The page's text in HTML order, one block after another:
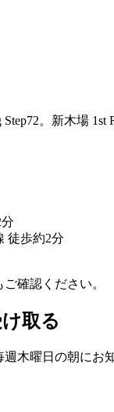
。新木場 1st
徒歩約2分
確認ください。
取る
週木曜日の朝にお